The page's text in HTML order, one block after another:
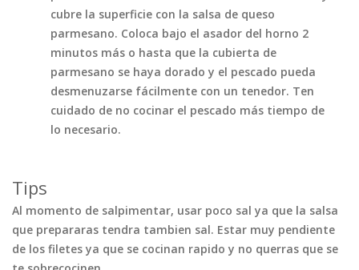
cubre la superficie con la salsa de queso
parmesano. Coloca bajo el asador del horno 2
minutos más o hasta que la cubierta de
parmesano se haya dorado y el pescado pueda
desmenuzarse fácilmente con un tenedor. Ten
cuidado de no cocinar el pescado más tiempo de
lo necesario.
Tips
Al momento de salpimentar, usar poco sal ya que la salsa
que prepararas tendra tambien sal. Estar muy pendiente
de los filetes ya que se cocinan rapido y no querras que se